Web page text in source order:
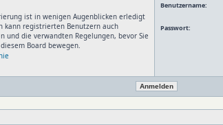
ist in wenigen Augenblicken erledigt
kann registrierten Benutzern auch
und die verwandten Regelungen, bevor Sie
Board bewegen.
Benutzername:
Passwort: